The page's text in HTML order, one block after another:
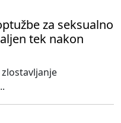
za seksualno
tek nakon